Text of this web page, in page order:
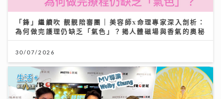
「鋒」繼續吹 靚靚陪審團 | 美容師x命理專家深入剖析：
為何做完護理仍缺乏「氣色」？揭人體磁場與香氣的奧秘
30/07/2026